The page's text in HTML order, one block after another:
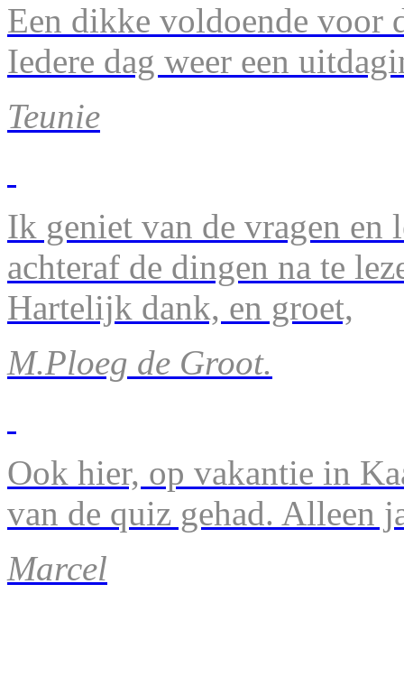
Een dikke voldoende voor
Iedere dag weer een
Teunie
Ik geniet van de vragen en
achteraf de dingen na te
Hartelijk dank, en groet,
M.Ploeg de Groot.
Ook hier, op vakantie in
van de quiz gehad. Alleen
Marcel